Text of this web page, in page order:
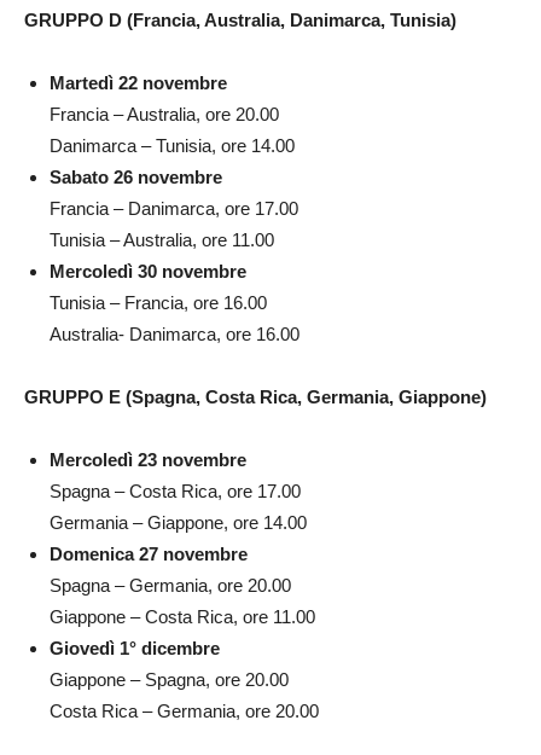
GRUPPO D (Francia, Australia, Danimarca, Tunisia)
Martedì 22 novembre
Francia – Australia, ore 20.00
Danimarca – Tunisia, ore 14.00
Sabato 26 novembre
Francia – Danimarca, ore 17.00
Tunisia – Australia, ore 11.00
Mercoledì 30 novembre
Tunisia – Francia, ore 16.00
Australia- Danimarca, ore 16.00
GRUPPO E (Spagna, Costa Rica, Germania, Giappone)
Mercoledì 23 novembre
Spagna – Costa Rica, ore 17.00
Germania – Giappone, ore 14.00
Domenica 27 novembre
Spagna – Germania, ore 20.00
Giappone – Costa Rica, ore 11.00
Giovedì 1° dicembre
Giappone – Spagna, ore 20.00
Costa Rica – Germania, ore 20.00